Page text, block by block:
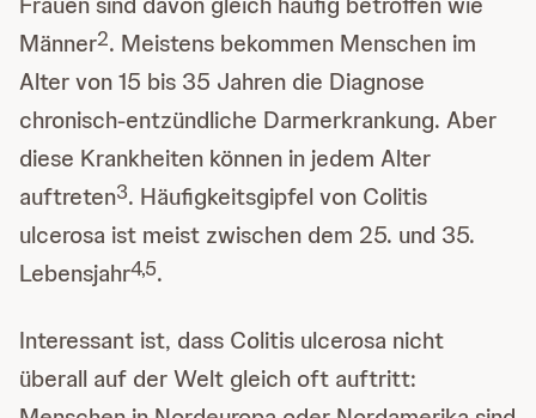
Männer2. Meistens bekommen Menschen im
Alter von 15 bis 35 Jahren die Diagnose
chronisch-entzündliche Darmerkrankung. Aber
diese Krankheiten können in jedem Alter
auftreten3. Häufigkeitsgipfel von Colitis
ulcerosa ist meist zwischen dem 25. und 35.
Lebensjahr4,5.
Interessant ist, dass Colitis ulcerosa nicht
überall auf der Welt gleich oft auftritt: